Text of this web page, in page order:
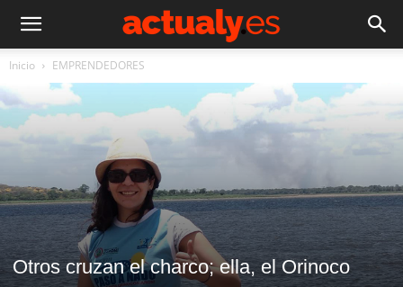
Inicio EMPRENDEDORES
Otros cruzan el charco; ella, el Orinoco